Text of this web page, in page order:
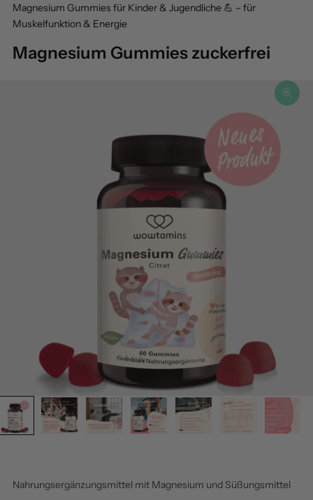
Magnesium Gummies für Kinder & Jugendliche 💪 – für
Muskelfunktion & Energie
Magnesium Gummies zuckerfrei
Bild
Nahrungsergänzungsmittel mit Magnesium und Süßungsmittel